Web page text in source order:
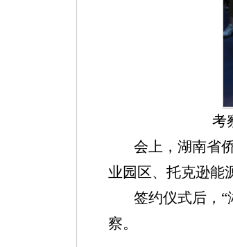
考
会上，湖南省
业园区、托克逊能
签约仪式后， “
察。